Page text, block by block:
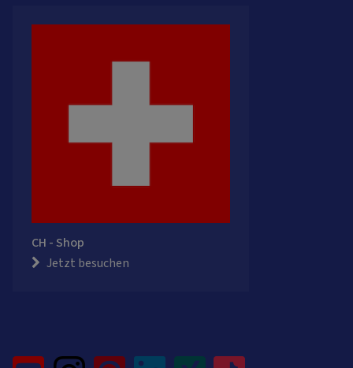
CH - Shop
Jetzt besuchen